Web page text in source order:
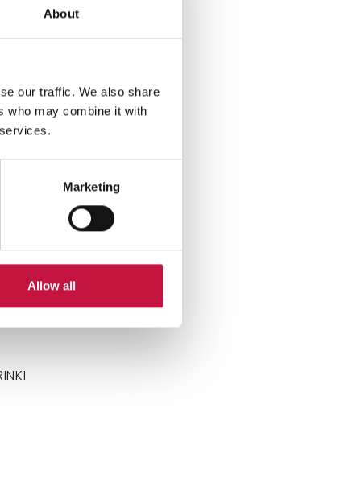
About
our traffic. We also share
who may combine it with
Marketing
Allow all